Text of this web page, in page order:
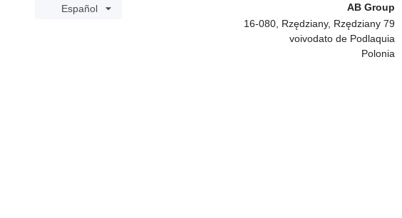
Español
AB Group
16-080, Rzędziany, Rzędziany 79
voivodato de Podlaquia
Polonia